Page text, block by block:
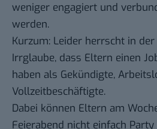
weniger engagiert und
werden.
Kurzum: Leider herrscht in
Irrglaube, dass Eltern einen
haben als Gekündigte,
Vollzeitbeschäftigte.
Dabei können Eltern am
Feierabend nicht einfach